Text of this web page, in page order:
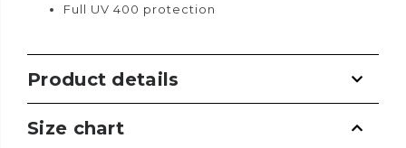
Full UV 400 protection
Product details
Size chart